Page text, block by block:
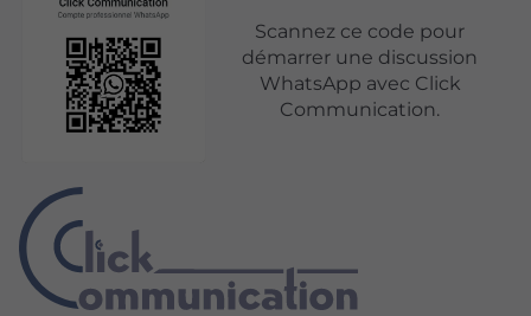
Scannez ce code pour
démarrer une discussion
WhatsApp avec Click
Communication.